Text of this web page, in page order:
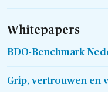
Whitepapers
BDO-Benchmark
Grip, vertrouwen en